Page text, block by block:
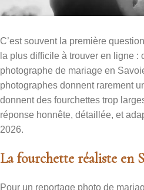
C’est souvent la première
la plus difficile à trouver en ligne :
photographe de mariage en
photographes donnent rarement
donnent des fourchettes trop
réponse honnête, détaillée, et
2026.
La fourchette réaliste en
Pour un reportage photo de